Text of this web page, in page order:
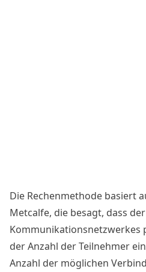
Die Rechenmethode basiert
Metcalfe, die besagt, dass
Kommunikationsnetzwerkes
der Anzahl der Teilnehmer
Anzahl der möglichen